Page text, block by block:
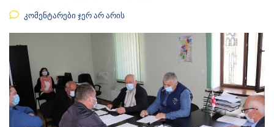
კომენტარები ჯერ არ არის